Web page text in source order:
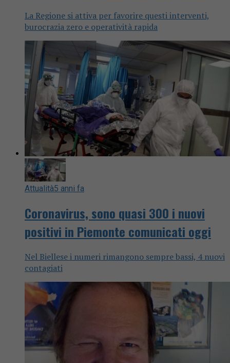
La Regione si attiva per favorire questi interventi,
burocrazia zero e operatività rapida
Attualità5 anni fa
Coronavirus, sono quasi 300 i nuovi
positivi in Piemonte comunicati oggi
Nel Biellese i numeri rimangono sempre bassi, 4 nuovi
contagiati